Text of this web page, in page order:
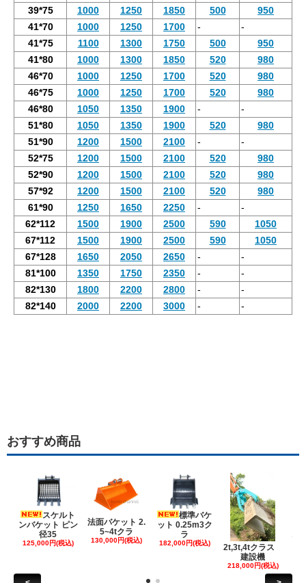
39*75
1000 1250 1850 500
950
41*70
1000 1250 1700 -
-
41*75
1100 1300 1750 500
950
41*80
1000 1300 1850 520
980
46*70
1000 1250 1700 520
980
46*75
1000 1250 1700 520
980
46*80
1050 1350 1900 -
-
51*80
1050 1350 1900 520
980
51*90
1200 1500 2100 -
-
52*75
1200 1500 2100 520
980
52*90
1200 1500 2100 520
980
57*92
1200 1500 2100 520
980
61*90
1250 1650 2250 -
-
62*112
1500 1900 2500 590
1050
67*112
1500 1900 2500 590
1050
67*128
1650 2050 2650 -
-
81*100
1350 1750 2350 -
-
82*130
1800 2200 2800 -
-
82*140
2000 2200 3000 - -
おすすめ商品
スケルト
ンバケット ピン
径35
125,000円(税込)
法面バケット 2.
5~4tクラ
130,000円(税込)
標準バケ
ット 0.25m3ク
ラ
182,000円(税込)
2t,3t,4tクラス
建設機
218,000円(税込)